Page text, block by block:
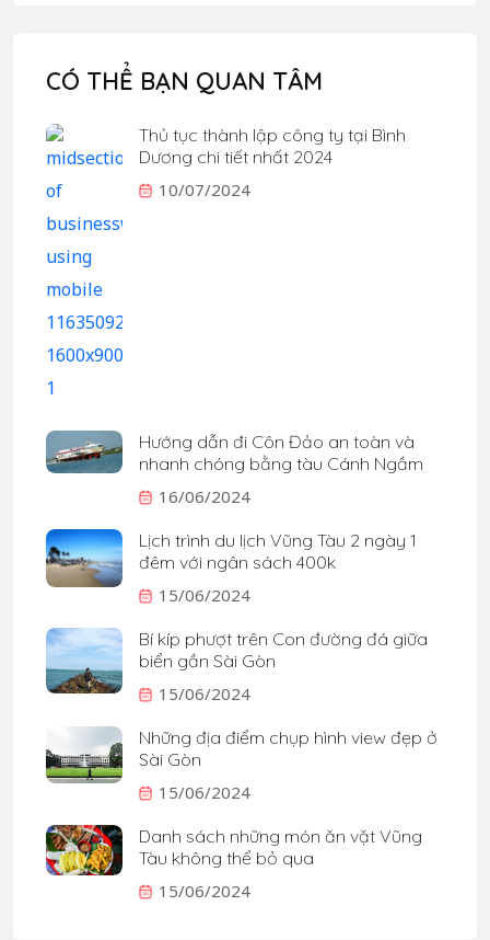
CÓ THỂ BẠN QUAN TÂM
Thủ tục thành lập công ty tại Bình
Dương chi tiết nhất 2024
10/07/2024
Hướng dẫn đi Côn Đảo an toàn và
nhanh chóng bằng tàu Cánh Ngầm
16/06/2024
Lịch trình du lịch Vũng Tàu 2 ngày 1
đêm với ngân sách 400k
15/06/2024
Bí kíp phượt trên Con đường đá giữa
biển gần Sài Gòn
15/06/2024
Những địa điểm chụp hình view đẹp ở
Sài Gòn
15/06/2024
Danh sách những món ăn vặt Vũng
Tàu không thể bỏ qua
15/06/2024